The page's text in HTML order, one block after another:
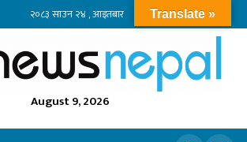
२०८३ साउन २४ , आइतबार
August 9, 2026
Translate »